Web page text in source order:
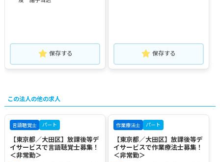
保存する 保存する
この法人の他の求人
言語聴覚士 パート
【東京都／大田区】放課後等デ
イサービスで言語聴覚士募集！
＜非常勤＞
作業療法士 パート
【東京都／大田区】放課後等デ
イサービスで作業療法士募集！
＜非常勤＞